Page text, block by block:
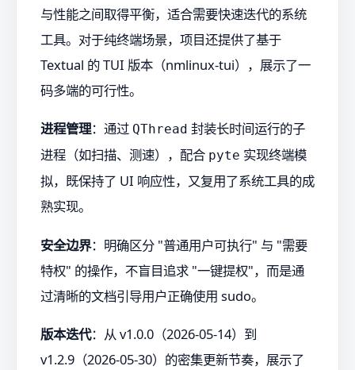
与性能之间取得平衡，适合需要快速迭代的系统
工具。对于纯终端场景，项目还提供了基于
Textual 的 TUI 版本（nmlinux-tui），展示了一
码多端的可行性。
进程管理：通过 QThread 封装长时间运行的子
进程（如扫描、测速），配合 pyte 实现终端模
拟，既保持了 UI 响应性，又复用了系统工具的成
熟实现。
安全边界：明确区分 "普通用户可执行" 与 "需要
特权" 的操作，不盲目追求 "一键提权"，而是通
过清晰的文档引导用户正确使用 sudo。
版本迭代：从 v1.0.0（2026-05-14）到
v1.2.9（2026-05-30）的密集更新节奏，展示了